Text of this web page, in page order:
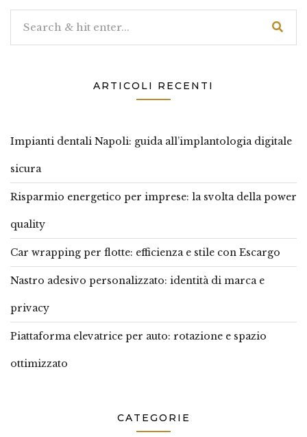
ARTICOLI RECENTI
Impianti dentali Napoli: guida all’implantologia digitale
sicura
Risparmio energetico per imprese: la svolta della power
quality
Car wrapping per flotte: efficienza e stile con Escargo
Nastro adesivo personalizzato: identità di marca e
privacy
Piattaforma elevatrice per auto: rotazione e spazio
ottimizzato
CATEGORIE